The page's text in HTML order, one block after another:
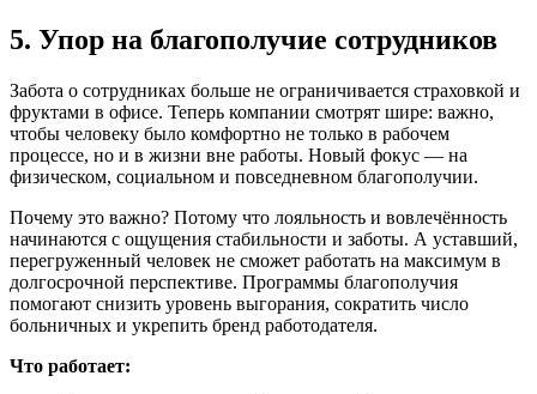
5. Упор на благополучие сотрудников
Забота о сотрудниках больше не ограничивается страховкой и
фруктами в офисе. Теперь компании смотрят шире: важно,
чтобы человеку было комфортно не только в рабочем
процессе, но и в жизни вне работы. Новый фокус — на
физическом, социальном и повседневном благополучии.
Почему это важно? Потому что лояльность и вовлечённость
начинаются с ощущения стабильности и заботы. А уставший,
перегруженный человек не сможет работать на максимум в
долгосрочной перспективе. Программы благополучия
помогают снизить уровень выгорания, сократить число
больничных и укрепить бренд работодателя.
Что работает: